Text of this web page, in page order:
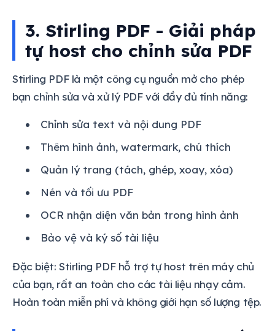
3. Stirling PDF - Giải pháp
tự host cho chỉnh sửa PDF
Stirling PDF là một công cụ nguồn mở cho phép
bạn chỉnh sửa và xử lý PDF với đầy đủ tính năng:
Chỉnh sửa text và nội dung PDF
Thêm hình ảnh, watermark, chú thích
Quản lý trang (tách, ghép, xoay, xóa)
Nén và tối ưu PDF
OCR nhận diện văn bản trong hình ảnh
Bảo vệ và ký số tài liệu
Đặc biệt: Stirling PDF hỗ trợ tự host trên máy chủ
của bạn, rất an toàn cho các tài liệu nhạy cảm.
Hoàn toàn miễn phí và không giới hạn số lượng tệp.